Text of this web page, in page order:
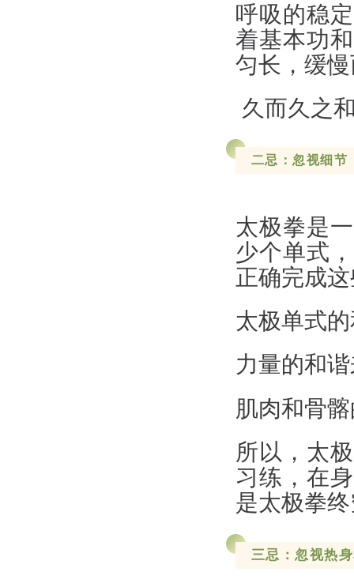
呼吸的稳
着基本功
匀长，缓
久而久之
二忌：忽视细节
太极拳是
少个单式
正确完成
太极单式
力量的和
肌肉和骨
所以，太
习练，在
是太极拳
三忌：忽视热